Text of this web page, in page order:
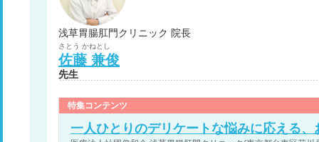
浅草胃腸肛門クリニック 院長
さとう かねとし
佐藤 兼俊
先生
特集コンテンツ
一人ひとりのデリケートな悩みに応える